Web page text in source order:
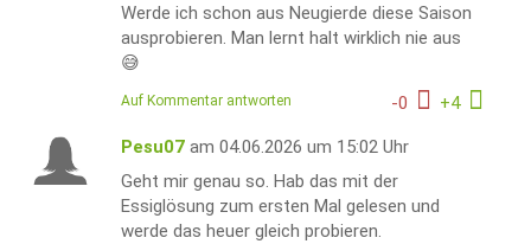
Werde ich schon aus Neugierde diese Saison
ausprobieren. Man lernt halt wirklich nie aus
😅
-0 +4
Auf Kommentar antworten
Pesu07 am 04.06.2026 um 15:02 Uhr
Geht mir genau so. Hab das mit der
Essiglösung zum ersten Mal gelesen und
werde das heuer gleich probieren.